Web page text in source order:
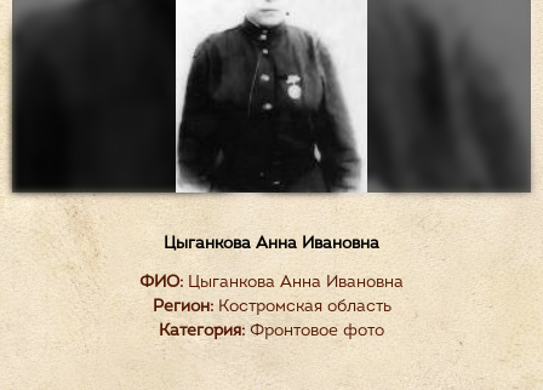
Цыганкова Анна Ивановна
ФИО: Цыганкова Анна Ивановна
Регион:Костромская область
Категория:Фронтовое фото